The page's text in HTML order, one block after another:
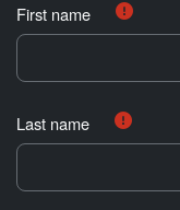
First name
Last name